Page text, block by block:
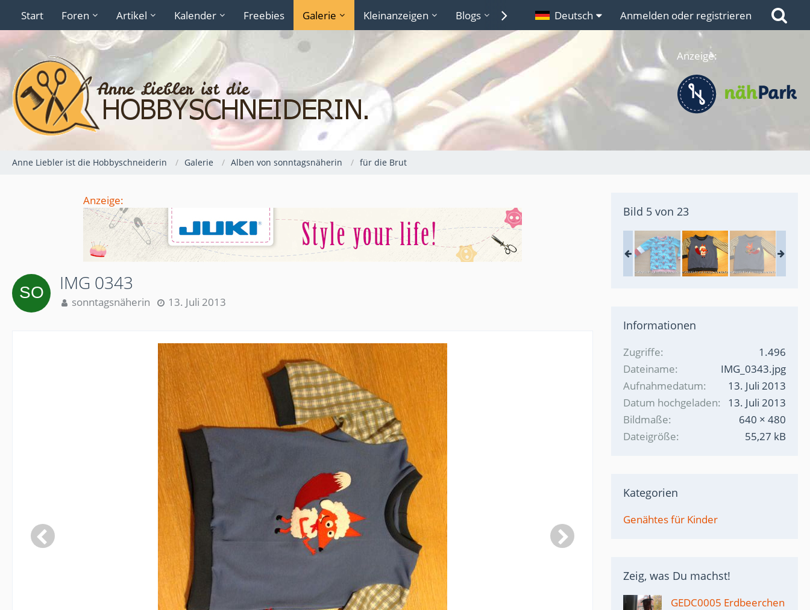
Start Foren Artikel Kalender Freebies Galerie Kleinanzeigen Blogs Lexikon Links
Deutsch Anmelden oder registrieren
Anzeige:
Anne Liebler ist die Hobbyschneiderin Galerie Alben von sonntagsnäherin für die Brut
Anzeige:
IMG 0343
sonntagsnäherin 13. Juli 2013
Bild 5 von 23
Informationen
Zugriffe
1.496
Dateiname
IMG_0343.jpg
Aufnahmedatum
13. Juli 2013
Datum hochgeladen
13. Juli 2013
Bildmaße
640 × 480
Dateigröße
55,27 kB
Kategorien
Genähtes für Kinder
Zeig, was Du machst!
GEDC0005 Erdbeerchen